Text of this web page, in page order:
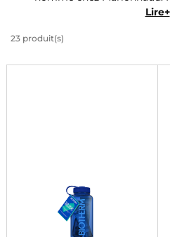
sont spécialement conçus
peau impeccable grâce à
Lire+
23 produit(s)